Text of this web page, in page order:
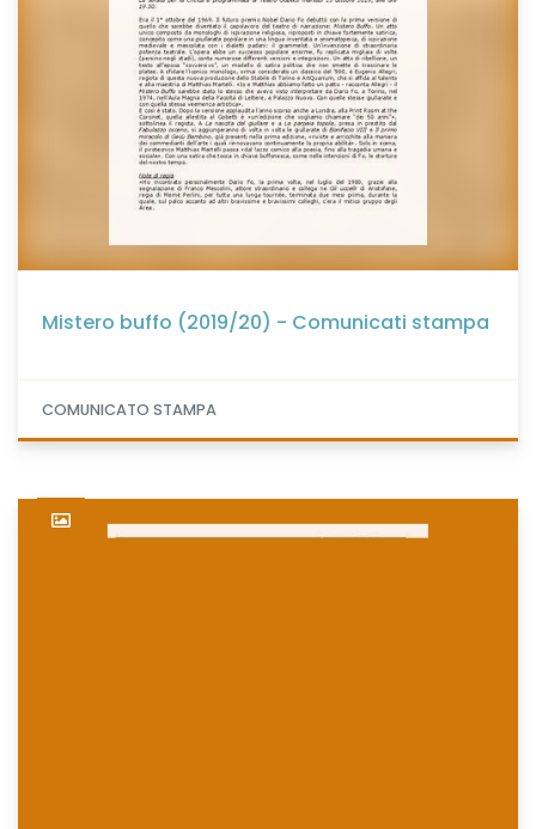
Mistero buffo (2019/20) - Comunicati stampa
COMUNICATO STAMPA